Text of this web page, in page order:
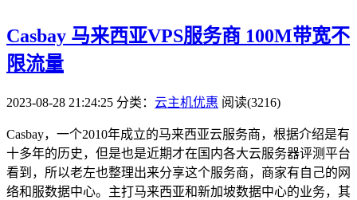
Casbay 马来西亚VPS服务商 100M带宽不
限流量
2023-08-28 21:24:25 分类： 云主机优惠 阅读(3216)
Casbay，一个2010年成立的马来西亚云服务商，根据介绍是有
十多年的历史，但是也是近期才在国内各大云服务器评测平台
看到，所以老左也整理出来分享这个服务商，商家有自己的网
络和服数据中心。主打马来西亚和新加坡数据中心的业务，其